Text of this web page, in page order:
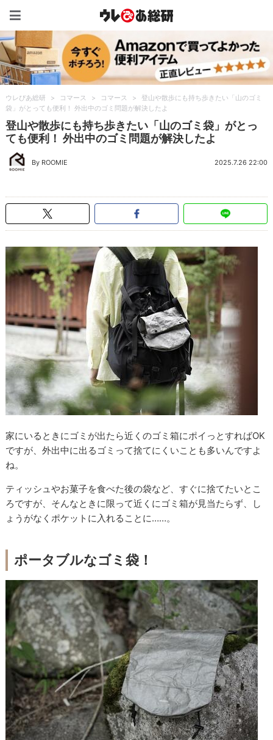
ウレぴあ総研 > コマース > コマース >
登山や散歩にも持ち歩きたい「山のゴミ
袋」がとっても便利！ 外出中のゴミ問題が解決したよ
登山や散歩にも持ち歩きたい「山のゴミ袋」がとっ
ても便利！ 外出中のゴミ問題が解決したよ
By ROOMIE 2025.7.26 22:00
家にいるときにゴミが出たら近くのゴミ箱にポイっとすればOK
ですが、外出中に出るゴミって捨てにくいことも多いんですよ
ね。
ティッシュやお菓子を食べた後の袋など、すぐに捨てたいとこ
ろですが、そんなときに限って近くにゴミ箱が見当たらず、し
ょうがなくポケットに入れることに……。
ポータブルなゴミ袋！